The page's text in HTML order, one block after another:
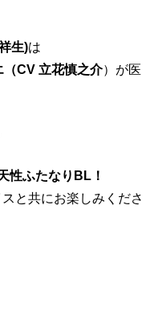
生)は
（CV 立花慎之介）が医
性ふたなりBL！
と共にお楽しみくださ